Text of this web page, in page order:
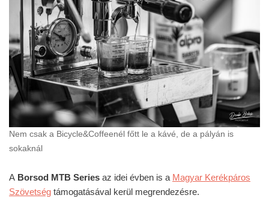
Nem csak a Bicycle&Coffeenél főtt le a kávé, de a pályán is
sokaknál
A Borsod MTB Series az idei évben is a Magyar Kerékpáros
Szövetség támogatásával kerül megrendezésre.